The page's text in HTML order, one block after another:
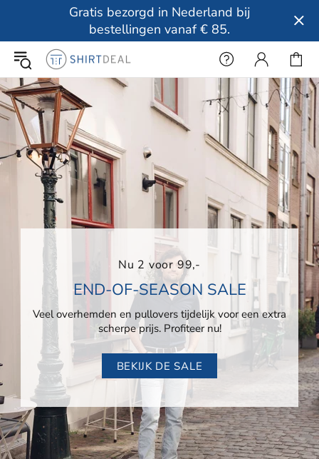
Gratis bezorgd in Nederland bij
bestellingen vanaf € 85.
Nu 2 voor 99,-
END-OF-SEASON SALE
Veel overhemden en pullovers tijdelijk voor een extra
scherpe prijs. Profiteer nu!
BEKIJK DE SALE